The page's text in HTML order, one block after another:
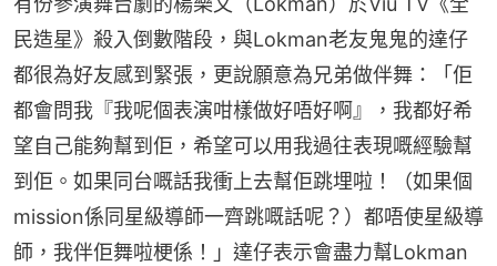
民造星》殺入倒數階段，與Lokman老友鬼鬼的達仔
都很為好友感到緊張，更說願意為兄弟做伴舞：「佢
都會問我『我呢個表演咁樣做好唔好啊』，我都好希
望自己能夠幫到佢，希望可以用我過往表現嘅經驗幫
到佢。如果同台嘅話我衝上去幫佢跳埋啦！（如果個
mission係同星級導師一齊跳嘅話呢？）都唔使星級導
師，我伴佢舞啦梗係！」達仔表示會盡力幫Lokman